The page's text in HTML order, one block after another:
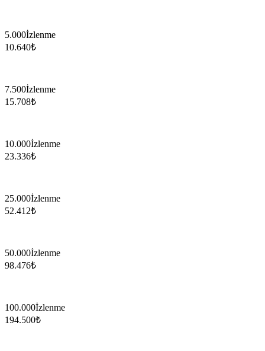
5.000İzlenme
10.640₺
7.500İzlenme
15.708₺
10.000İzlenme
23.336₺
25.000İzlenme
52.412₺
50.000İzlenme
98.476₺
100.000İzlenme
194.500₺